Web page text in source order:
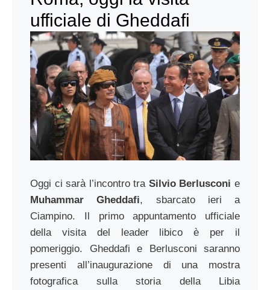
ufficiale di Gheddafi
Oggi ci sarà l’incontro tra Silvio Berlusconie
Muhammar Gheddafi, sbarcato ieri a
Ciampino. Il primo appuntamento ufficiale
della visita del leader libico è per il
pomeriggio. Gheddafi e Berlusconi saranno
presenti all’inaugurazione di una mostra
fotografica sulla storia della Libia